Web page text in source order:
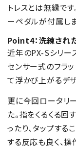
トレスとは無縁で
ーペダルが付属しま
Point4：洗練され
近年のPX-Sシリー
センサー式のフラ
て浮かび上がるデ
更に今回ロータリ
た。指をくるくる
ったり、タップする
する反応も良く、